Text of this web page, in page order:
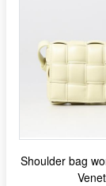
Shoulder bag women Bottega